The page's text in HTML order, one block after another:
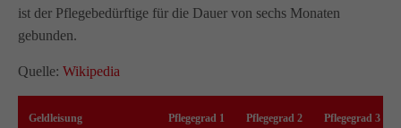
ist der Pflegebedürftige für die Dauer von sechs Monaten
gebunden.
Quelle: Wikipedia
Geldleisung Pflegegrad 1 Pflegegrad 2 Pflegegrad 3